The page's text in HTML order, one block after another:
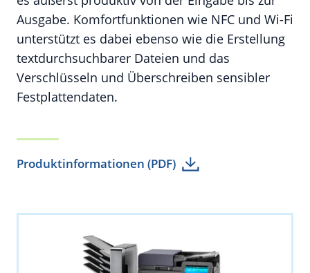
Ausgabe. Komfortfunktionen wie NFC und Wi-Fi
unterstützt es dabei ebenso wie die Erstellung
textdurchsuchbarer Dateien und das
Verschlüsseln und Überschreiben sensibler
Festplattendaten.
Produktinformationen (PDF)